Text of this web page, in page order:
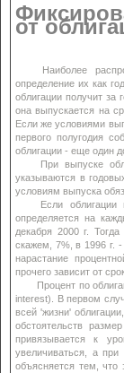
от
Наиболее
определение их как
облигации получит за
она выпускается на
Если же условиями
первого полугодия
облигации - еще один
При выпуске
указываются в
условиям выпуска
Если облигации
определяется на
декабря 2000 г.
скажем, 7%, в 1996 г.
нарастание
прочего зависит от
Процент по
interest). В первом
всей 'жизни'
обстоятельств
привязывается к
увеличиваться, а
объясняется тем,